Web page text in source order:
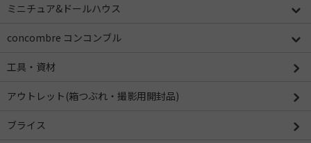
ミニチュア&ドールハウス
concombre コンコンブル
工具・資材
アウトレット(箱つぶれ・撮影用開封品)
ブライス